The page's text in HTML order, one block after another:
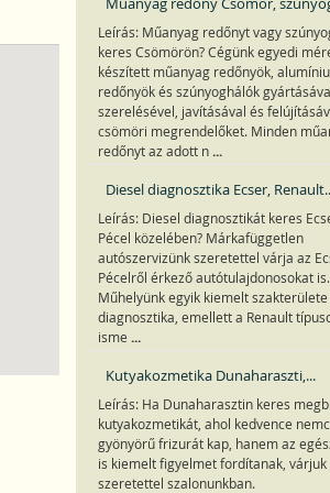
Leírás: Műanyag redőnyt vagy
keres Csömörön? Cégünk egyedi
készített műanyag redőnyök,
redőnyök és szúnyoghálók
szerelésével, javításával és
csömöri megrendelőket. Minden
redőnyt az adott n ...
Diesel diagnosztika Ecser,
Leírás: Diesel diagnosztikát keres
Pécel közelében? Márkafüggetlen
autószervizünk szeretettel várja az
Pécelről érkező autótulajdonosokat is.
Műhelyünk egyik kiemelt szakterülete
diagnosztika, emellett a Renault
isme ...
Kutyakozmetika Dunaharaszti,...
Leírás: Ha Dunaharasztin keres
kutyakozmetikát, ahol kedvence
gyönyörű frizurát kap, hanem az
is kiemelt figyelmet fordítanak, várjuk
szeretettel szalonunkban.